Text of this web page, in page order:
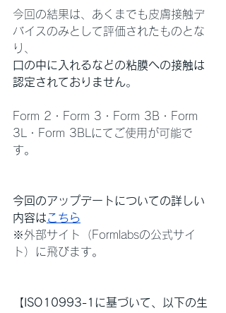
今回の結果は、あくまでも皮膚接触デ
バイスのみとして評価されたものとな
り、
口の中に入れるなどの粘膜への接触は
認定されておりません。
Form 2・Form 3・Form 3B・Form
3L・Form 3BLにてご使用が可能で
す。
今回のアップデートについての詳しい
内容はこちら
※外部サイト（Formlabsの公式サイ
ト）に飛びます。
【ISO10993-1に基づいて、以下の生